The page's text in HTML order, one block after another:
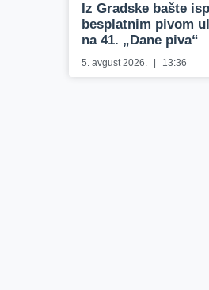
Iz Gradske bašte
besplatnim pivom
na 41. „Dane piva“
5. avgust 2026. 13:36